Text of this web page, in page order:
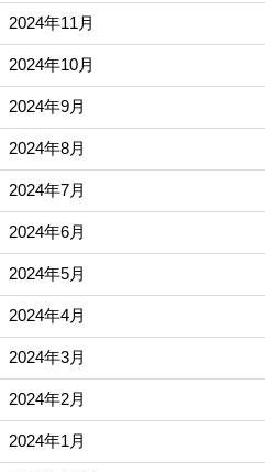
2024年11月
2024年10月
2024年9月
2024年8月
2024年7月
2024年6月
2024年5月
2024年4月
2024年3月
2024年2月
2024年1月